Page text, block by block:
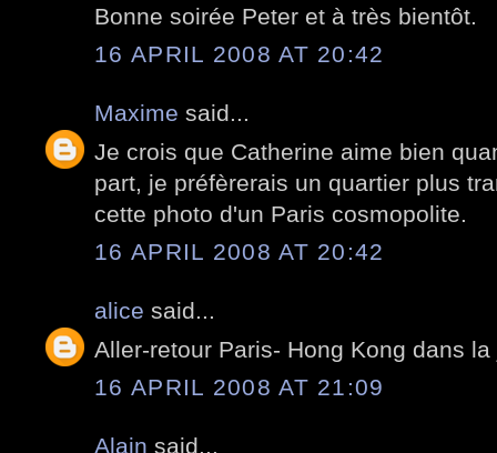
Bonne soirée Peter et à très bientôt.
16 APRIL 2008 AT 20:42
Maxime said...
Je crois que Catherine aime bien
part, je préfèrerais un quartier plus
cette photo d'un Paris cosmopolite.
16 APRIL 2008 AT 20:42
alice said...
Aller-retour Paris- Hong Kong dans
16 APRIL 2008 AT 21:09
Alain said...